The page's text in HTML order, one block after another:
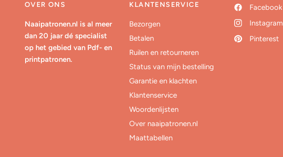
OVER ONS
Naaipatronen.nl is al meer
dan 20 jaar dé specialist
op het gebied van Pdf- en
printpatronen.
KLANTENSERVICE
Bezorgen
Betalen
Ruilen en retourneren
Status van mijn bestelling
Garantie en klachten
Klantenservice
Woordenlijsten
Over naaipatronen.nl
Maattabellen
Facebook
Instagram
Pinterest